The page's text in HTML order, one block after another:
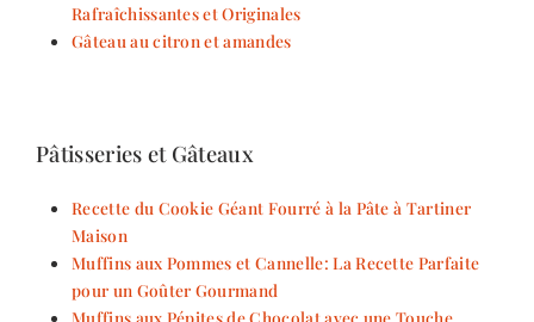
Rafraîchissantes et Originales
Gâteau au citron et amandes
Pâtisseries et Gâteaux
Recette du Cookie Géant Fourré à la Pâte à Tartiner
Maison
Muffins aux Pommes et Cannelle: La Recette Parfaite
pour un Goûter Gourmand
Muffins aux Pépites de Chocolat avec une Touche